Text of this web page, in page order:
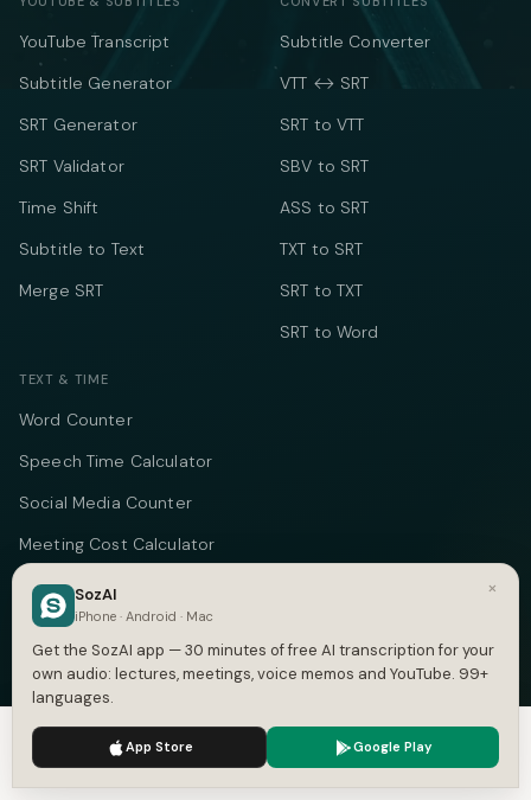
YouTube Transcript
Subtitle Generator
SRT Generator
SRT Validator
Time Shift
Subtitle to Text
Merge SRT
Subtitle Converter
VTT ↔ SRT
SRT to VTT
SBV to SRT
ASS to SRT
TXT to SRT
SRT to TXT
SRT to Word
TEXT & TIME
Word Counter
Speech Time Calculator
Social Media Counter
Meeting Cost Calculator
Online Timer
Timecode Converter
COMPANY
About
Pricing
We use cookies to enhance your experience.
×
SozAI
iPhone · Android · Mac
Get the SozAI app — 30 minutes of free AI transcription for your
own audio: lectures, meetings, voice memos and YouTube. 99+
languages.
App Store Google Play